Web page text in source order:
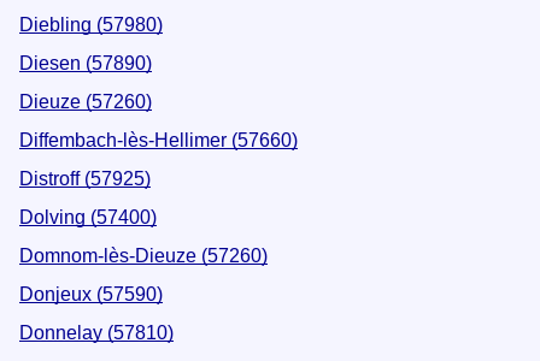
Diebling (57980)
Diesen (57890)
Dieuze (57260)
Diffembach-lès-Hellimer (57660)
Distroff (57925)
Dolving (57400)
Domnom-lès-Dieuze (57260)
Donjeux (57590)
Donnelay (57810)